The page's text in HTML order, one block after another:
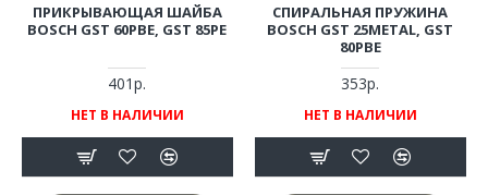
ПРИКРЫВАЮЩАЯ ШАЙБА
BOSCH GST 60PBE, GST 85PE
401р.
НЕТ В НАЛИЧИИ
СПИРАЛЬНАЯ ПРУЖИНА
BOSCH GST 25METAL, GST
80PBE
353р.
НЕТ В НАЛИЧИИ